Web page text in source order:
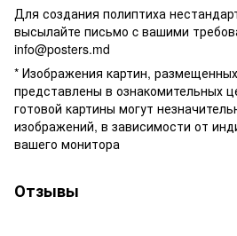
Для создания полиптиха
высылайте письмо c вашими
info@posters.md
* Изображения картин,
представлены в ознакомительных
готовой картины могут
изображений, в зависимости от
вашего монитора
Отзывы